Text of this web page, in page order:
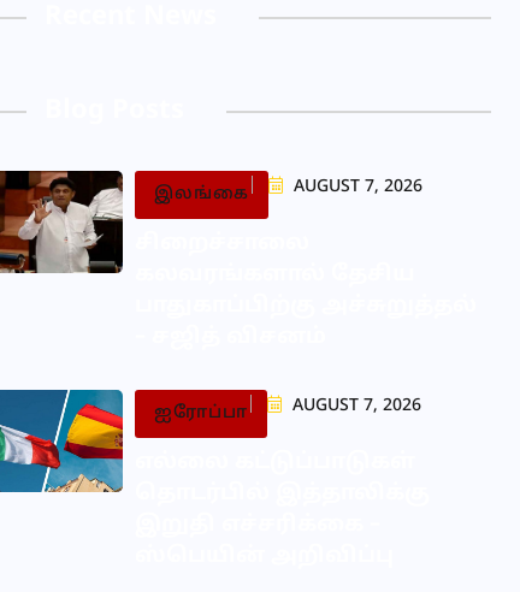
இலங்கை AUGUST 7, 2026
ஐரோப்பா AUGUST 7, 2026